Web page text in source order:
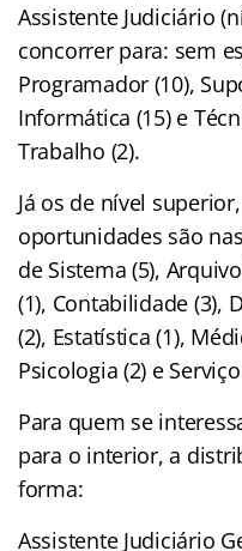
Assistente Judiciário
concorrer para: sem
Programador (10),
Informática (15) e
Trabalho (2).
Já os de nível
oportunidades são
de Sistema (5),
(1), Contabilidade (3),
(2), Estatística (1),
Psicologia (2) e
Para quem se
para o interior, a
forma:
Assistente Judiciário